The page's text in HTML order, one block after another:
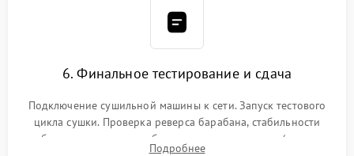
6. Финальное тестирование и сдача
Подключение сушильной машины к сети. Запуск тестового
цикла сушки. Проверка реверса барабана, стабильности
набора температуры, работы дренажного насоса (откачка
Подробнее